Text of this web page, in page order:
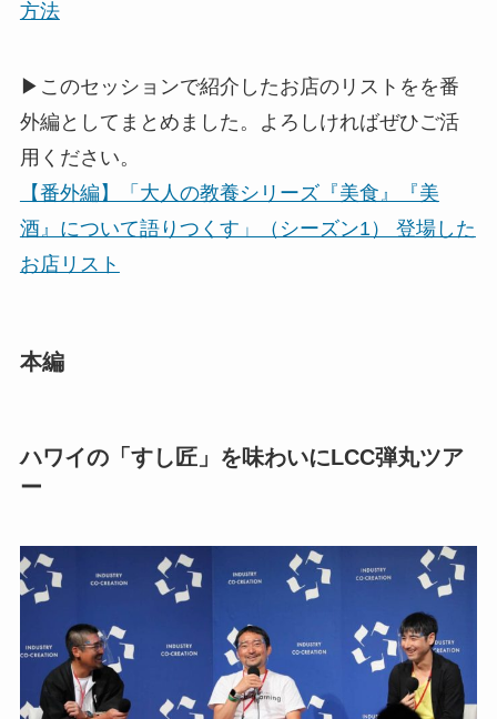
方法
▶このセッションで紹介したお店のリストをを番
外編としてまとめました。よろしければぜひご活
用ください。
【番外編】「大人の教養シリーズ『美食』『美
酒』について語りつくす」（シーズン1） 登場した
お店リスト
本編
ハワイの「すし匠」を味わいにLCC弾丸ツア
ー